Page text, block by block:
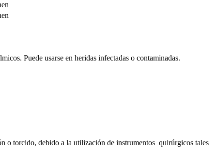
Puede usarse en heridas infectadas o contaminadas.
o torcido, debido a la utilización de instrumentos quirúrgicos tales